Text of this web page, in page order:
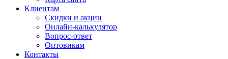
Клиентам
Скидки и акции
Онлайн-калькулятор
Вопрос-ответ
Оптовикам
Контакты